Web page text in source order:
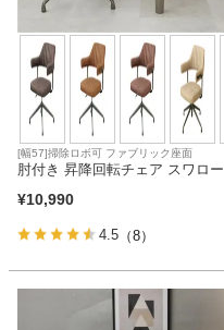
ホームオフィス
こたつ
寝具
ファブリック
カーテン
[幅57]掃除ロボ可 ファブリック座面
肘付き 昇降回転チェア スワロー
¥10,990
4.5 （8）